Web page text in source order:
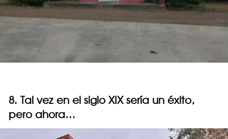
8. Tal vez en el siglo XIX sería un éxito,
pero ahora…